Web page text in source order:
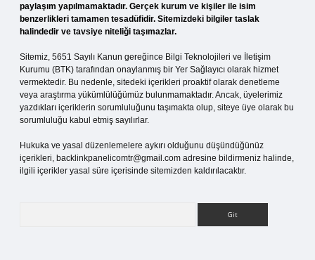
paylaşım yapılmamaktadır. Gerçek kurum ve kişiler ile isim
benzerlikleri tamamen tesadüfidir. Sitemizdeki bilgiler taslak
halindedir ve tavsiye niteliği taşımazlar.
Sitemiz, 5651 Sayılı Kanun gereğince Bilgi Teknolojileri ve İletişim
Kurumu (BTK) tarafından onaylanmış bir Yer Sağlayıcı olarak hizmet
vermektedir. Bu nedenle, sitedeki içerikleri proaktif olarak denetleme
veya araştırma yükümlülüğümüz bulunmamaktadır. Ancak, üyelerimiz
yazdıkları içeriklerin sorumluluğunu taşımakta olup, siteye üye olarak bu
sorumluluğu kabul etmiş sayılırlar.
Hukuka ve yasal düzenlemelere aykırı olduğunu düşündüğünüz
içerikleri, backlinkpanelicomtr@gmail.com adresine bildirmeniz halinde,
ilgili içerikler yasal süre içerisinde sitemizden kaldırılacaktır.